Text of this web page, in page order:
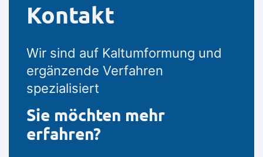
Kontakt
Wir sind auf Kaltumformung und
ergänzende Verfahren
spezialisiert
Sie möchten mehr
erfahren?